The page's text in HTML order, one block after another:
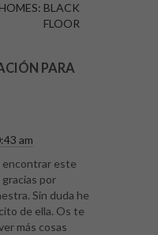
HOMES: BLACK
FLOOR
PARA
am
encontrar este
por
Sin duda he
de ella. Os te
más cosas